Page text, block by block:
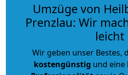
Umzüge von
Prenzlau: Wir
leicht
Wir geben unser Bestes,
kostengünstig und eine